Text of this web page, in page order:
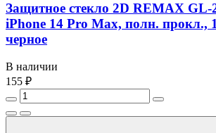
Защитное стекло 2D REMAX GL-
iPhone 14 Pro Max, полн. прокл.,
черное
В наличии
155 ₽